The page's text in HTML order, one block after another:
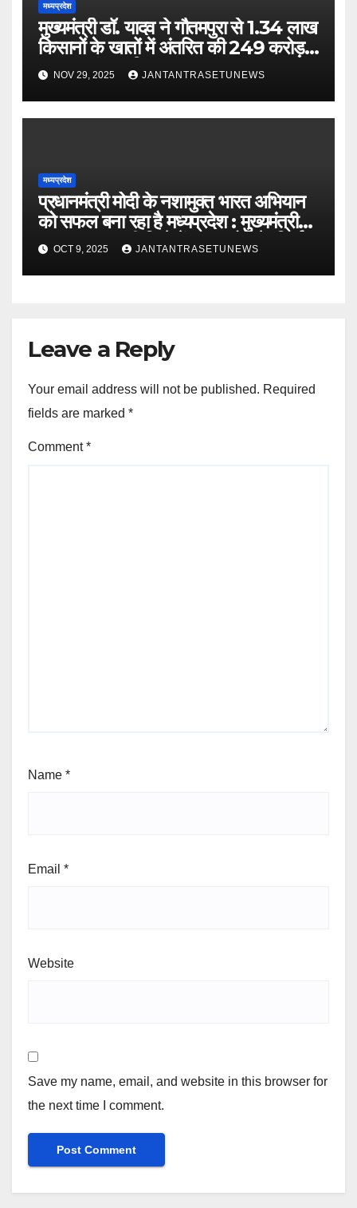
मध्यप्रदेश
मुख्यमंत्री डॉ. यादव ने गौतमपुरा से 1.34 लाख
किसानों के खातों में अंतरित की 249 करोड़
रूपए भावांतर राशि
NOV 29, 2025 JANTANTRASETUNEWS
मध्यप्रदेश
प्रधानमंत्री मोदी के नशामुक्त भारत अभियान
को सफल बना रहा है मध्यप्रदेश : मुख्यमंत्री
डॉ. यादवबड़वानी जिले में 60 करोड़ के निर्माण
कार्यों का वर्चुअली किया लोकार्पण और
शिलान्यास
OCT 9, 2025 JANTANTRASETUNEWS
Leave a Reply
Your email address will not be published. Required
fields are marked *
Comment*
Name *
Email *
Website
Save my name, email, and website in this browser for
the next time I comment.